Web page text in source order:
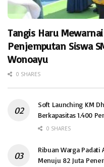
Tangis Haru
Penjemputan Siswa
Wonoayu
0 SHARES
Soft Launching KM
Berkapasitas 1.400
0 SHARES
Ribuan Warga Padati
Menuju 82 Juta